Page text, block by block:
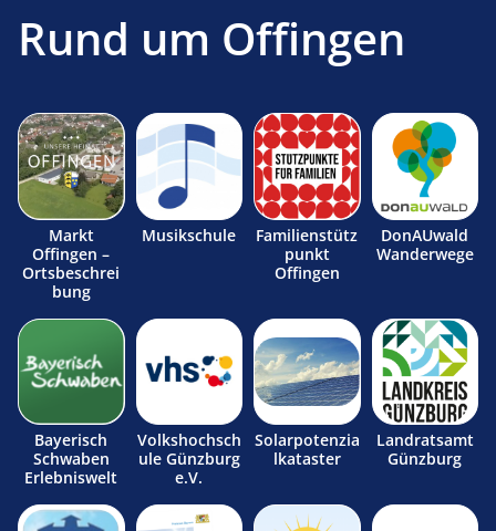
Rund um Offingen
Markt
Offingen –
Ortsbeschrei
bung
Musikschule
Familienstütz
punkt
Offingen
DonAUwald
Wanderwege
Bayerisch
Schwaben
Erlebniswelt
Volkshochsch
ule Günzburg
e.V.
Solarpotenzia
lkataster
Landratsamt
Günzburg